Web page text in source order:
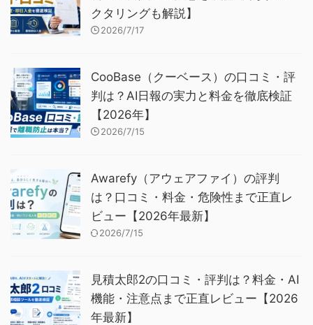
クタリングも解説】
2026/7/17
CooBase（クーベース）の口コミ・評
判は？AI日報の実力と料金を徹底検証
【2026年】
2026/7/15
Awarefy（アウェアファイ）の評判
は？口コミ・料金・危険性まで正直レ
ビュー【2026年最新】
2026/7/15
見積太郎2の口コミ・評判は？料金・AI
機能・注意点まで正直レビュー【2026
年最新】